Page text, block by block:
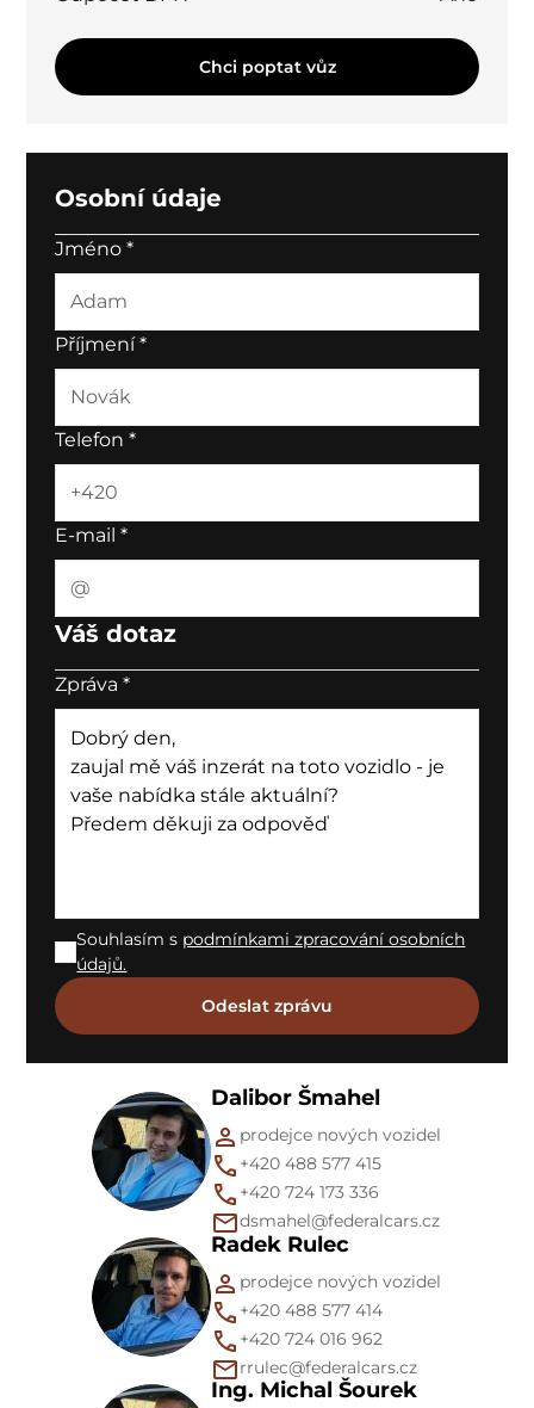
Chci poptat vůz
Osobní údaje
Jméno*
Příjmení*
Telefon*
E-mail*
Váš dotaz
Zpráva*
Souhlasím s podmínkami zpracování osobních
údajů.
Dalibor Šmahel
prodejce nových vozidel
+420 488 577 415
+420 724 173 336
dsmahel@federalcars.cz
Radek Rulec
prodejce nových vozidel
+420 488 577 414
+420 724 016 962
rrulec@federalcars.cz
Ing. Michal Šourek